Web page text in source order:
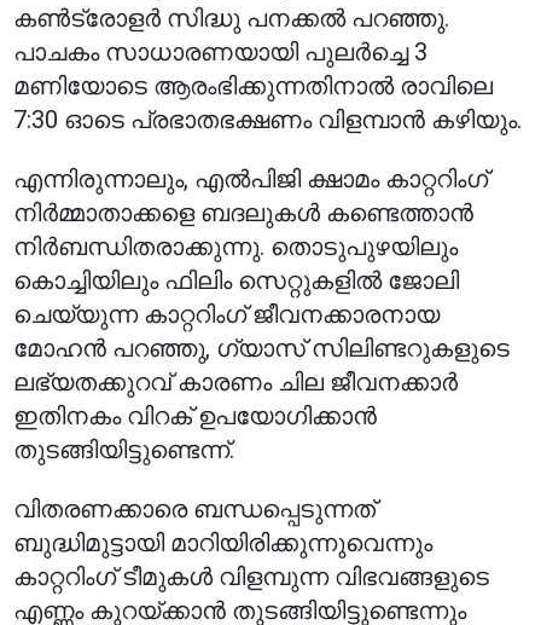
കൺട്രോളർ സിദ്ധു പനക്കൽ പറഞ്ഞു.
പാചകം സാധാരണയായി പുലർച്ചെ 3
മണിയോടെ ആരംഭിക്കുന്നതിനാൽ രാവിലെ
7:30 ഓടെ പ്രഭാതഭക്ഷണം വിളമ്പാൻ കഴിയും.
എന്നിരുന്നാലും, എൽ‌പി‌ജി ക്ഷാമം കാറ്ററിംഗ്
നിർമ്മാതാക്കളെ ബദലുകൾ കണ്ടെത്താൻ
നിർബന്ധിതരാക്കുന്നു. തൊടുപുഴയിലും
കൊച്ചിയിലും ഫിലിം സെറ്റുകളിൽ ജോലി
ചെയ്യുന്ന കാറ്ററിംഗ് ജീവനക്കാരനായ
മോഹൻ പറഞ്ഞു, ഗ്യാസ് സിലിണ്ടറുകളുടെ
ലഭ്യതക്കുറവ് കാരണം ചില ജീവനക്കാർ
ഇതിനകം വിറക് ഉപയോഗിക്കാൻ
തുടങ്ങിയിട്ടുണ്ടെന്ന്.
വിതരണക്കാരെ ബന്ധപ്പെടുന്നത്
ബുദ്ധിമുട്ടായി മാറിയിരിക്കുന്നുവെന്നും
കാറ്ററിംഗ് ടീമുകൾ വിളമ്പുന്ന വിഭവങ്ങളുടെ
എണ്ണം കുറയ്ക്കാൻ തുടങ്ങിയിട്ടുണ്ടെന്നും